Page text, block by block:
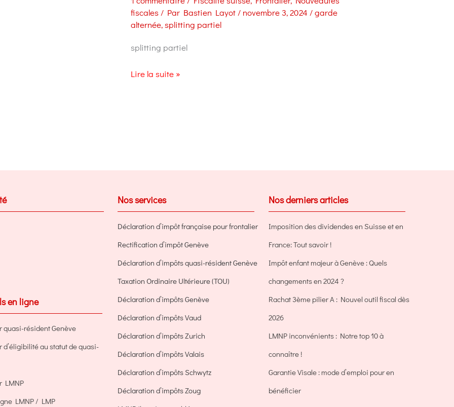
fiscales/ Par Bastien Layot/ novembre 3, 2024 /garde
alternée,splitting partiel
splitting partiel
Splitting
fiscale!
Lire la suite »
en ligne
quasi-résident Genève
d’éligibilité au statut de quasi-
LMNP
LMNP / LMP
Nos services
Déclaration d’impôt française pour frontalier
Rectification d’impôt Genève
Déclaration d’impôts quasi-résident Genève
Taxation Ordinaire Ultérieure (TOU)
Déclaration d’impôts Genève
Déclaration d’impôts Vaud
Déclaration d’impôts Zurich
Déclaration d’impôts Valais
Déclaration d’impôts Schwytz
Déclaration d’impôts Zoug
Nos derniers articles
Imposition des dividendes en Suisse et en
France: Tout savoir !
Impôt enfant majeur à Genève : Quels
changements en 2024 ?
Rachat 3ème pilier A : Nouvel outil fiscal dès
2026
LMNP inconvénients : Notre top 10 à
connaître !
Garantie Visale : mode d’emploi pour en
bénéficier